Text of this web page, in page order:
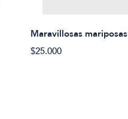
Maravillosas mariposas
$25.000